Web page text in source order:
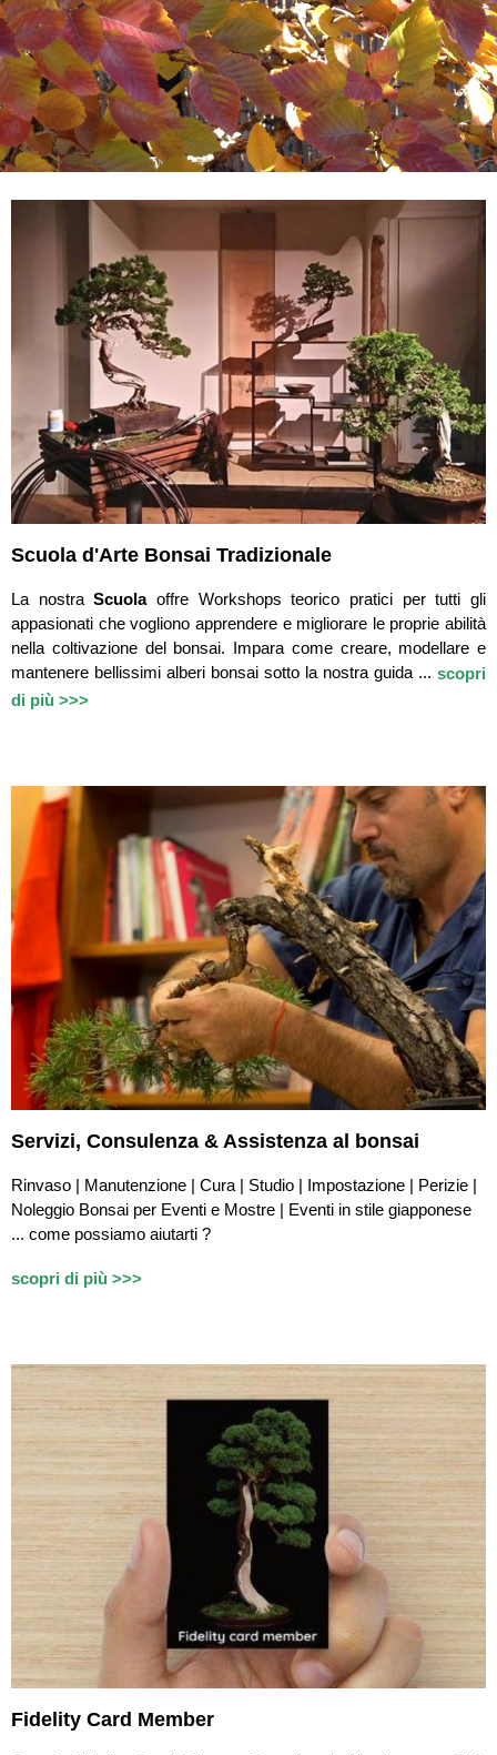
Scuola d'Arte Bonsai Tradizionale
La nostraScuolaoffre Workshops teorico pratici per tutti gli
appasionati che vogliono apprendere e migliorare le proprie abilità
nella coltivazione del bonsai. Impara come creare, modellare e
mantenere bellissimi alberi bonsai sotto la nostra guida ... scopri
di più >>>
Servizi, Consulenza & Assistenza al bonsai
Rinvaso | Manutenzione | Cura | Studio | Impostazione | Perizie |
Noleggio Bonsai per Eventi e Mostre | Eventi in stile giapponese
... come possiamo aiutarti ?
scopri di più >>>
Fidelity Card Member